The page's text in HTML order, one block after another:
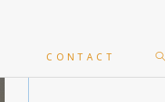
CONTACT